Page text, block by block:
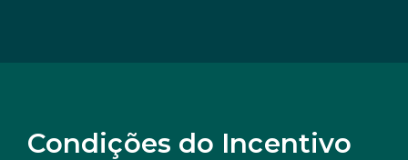
Condições do Incentivo